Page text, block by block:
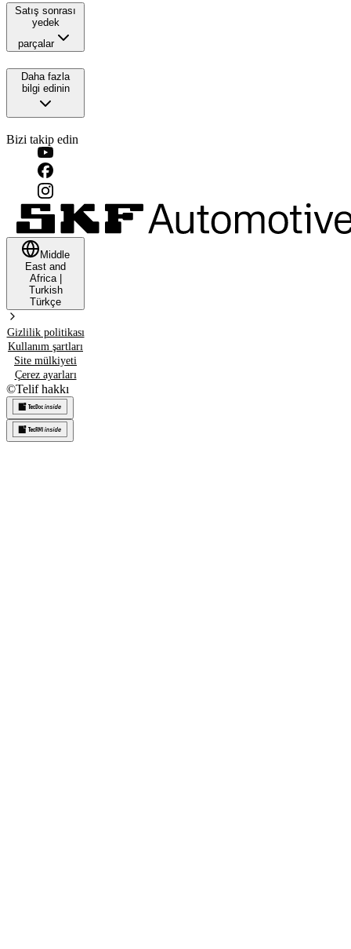
Satış sonrası
yedek
parçalar
Daha fazla
bilgi edinin
Bizi takip edin
Middle
East and
Africa|
Turkish
Türkçe
Gizlilik politikası
Kullanım şartları
Site mülkiyeti
Çerez ayarları
©Telif hakkı